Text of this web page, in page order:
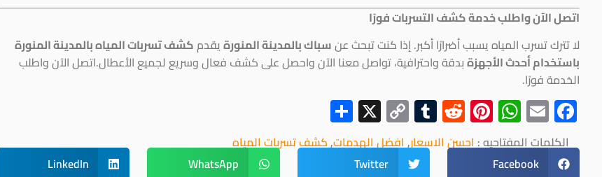
اتصل الآن واطلب خدمة كشف التسربات فورًا
لا تترك تسرب المياه يسبب أضرارًا أكبر. إذا كنت تبحث عنسباك بالمدينة المنورةيقدمكشف تسربات المياه بالمدينة المنورة
باستخدام أحدث الأجهزةبدقة واحترافية، تواصل معنا الآن واحصل على كشف فعال وسريع لجميع الأعطال.اتصل الآن واطلب
الخدمة فورًا.
Facebook
Email
WhatsApp
Pinterest
Reddit
Tumblr
Copy
Link
X
الكلمات المفتاحيه :احسن الاسعار,افضل الهدمات,كشف تسربات المياه
Facebook
Twitter
WhatsApp
LinkedIn